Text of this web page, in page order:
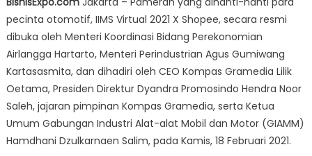
IIMS
Virtual
2021
X
Shopee
Bangkitkan
Semangat
Industri
Otomotif
Dimasa
pecinta otomotif, IIMS Virtual 2021 X Shopee, secara resmi
dibuka oleh Menteri Koordinasi Bidang Perekonomian
Airlangga Hartarto, Menteri Perindustrian Agus Gumiwang
Kartasasmita, dan dihadiri oleh CEO Kompas Gramedia Lilik
Oetama, Presiden Direktur Dyandra Promosindo Hendra Noor
Saleh, jajaran pimpinan Kompas Gramedia, serta Ketua
Umum Gabungan Industri Alat-alat Mobil dan Motor (GIAMM)
Hamdhani Dzulkarnaen Salim, pada Kamis, 18 Februari 2021.